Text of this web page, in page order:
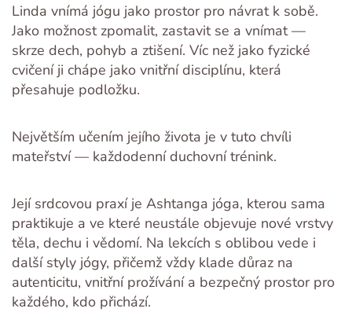
Linda vnímá jógu jako prostor pro návrat k sobě.
Jako možnost zpomalit, zastavit se a vnímat —
skrze dech, pohyb a ztišení. Víc než jako fyzické
cvičení ji chápe jako vnitřní disciplínu, která
přesahuje podložku.
Největším učením jejího života je v tuto chvíli
mateřství — každodenní duchovní trénink.
Její srdcovou praxí je Ashtanga jóga, kterou sama
praktikuje a ve které neustále objevuje nové vrstvy
těla, dechu i vědomí. Na lekcích s oblibou vede i
další styly jógy, přičemž vždy klade důraz na
autenticitu, vnitřní prožívání a bezpečný prostor pro
každého, kdo přichází.